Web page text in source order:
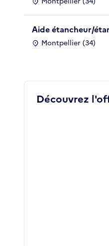
Aide étancheur/
Montpellier (34)
Découvrez